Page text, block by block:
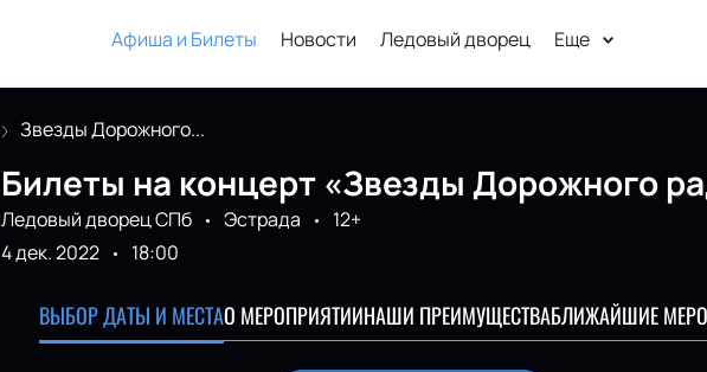
Афиша и Билеты Новости Ледовый дворец Еще
Звезды Дорожного...
Билеты на концерт «Звезды Дорожного
Ледовый дворец СПб Эстрада
12+
4 дек. 2022
18:00
ВЫБОР ДАТЫ И МЕСТАО МЕРОПРИЯТИИНАШИ ПРЕИМУЩЕСТВАБЛИЖАЙШИЕ